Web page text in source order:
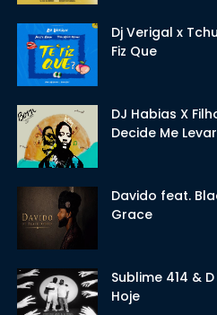
Dj Verigal x
Fiz Que
DJ Habias X
Decide Me Levar
Davido feat.
Grace
Sublime 414 &
Hoje